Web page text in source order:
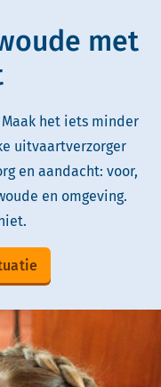
met
het iets minder
uitvaartverzorger
en aandacht: voor,
en omgeving.